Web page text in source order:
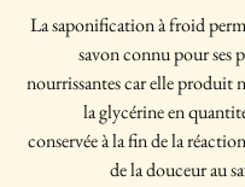
La saponification à froid
savon connu pour ses
nourrissantes car elle produit
la glycérine en
conservée à la fin de la
de la douceur au